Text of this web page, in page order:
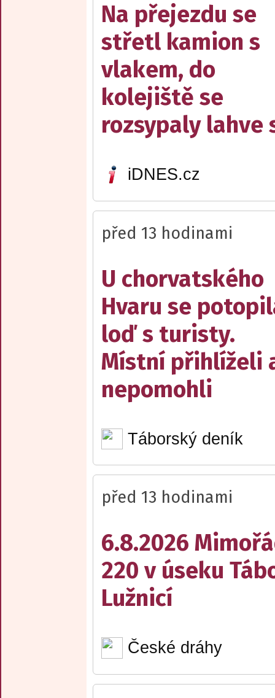
Na přejezdu se
střetl kamion s
vlakem, do
kolejiště se
rozsypaly lahve
iDNES.cz
před 13 hodinami
U chorvatského
Hvaru se
loď s turisty.
Místní přihlíželi
nepomohli
Táborský deník
před 13 hodinami
6.8.2026
220 v úseku
Lužnicí
České dráhy